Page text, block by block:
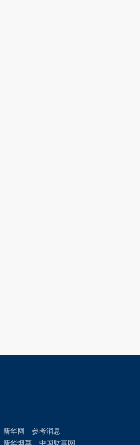
新华网
参考消息
新华烟草 中国财富网